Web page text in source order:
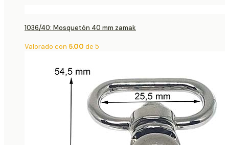
1036/40: Mosquetón 40 mm zamak
Valorado con 5.00 de 5